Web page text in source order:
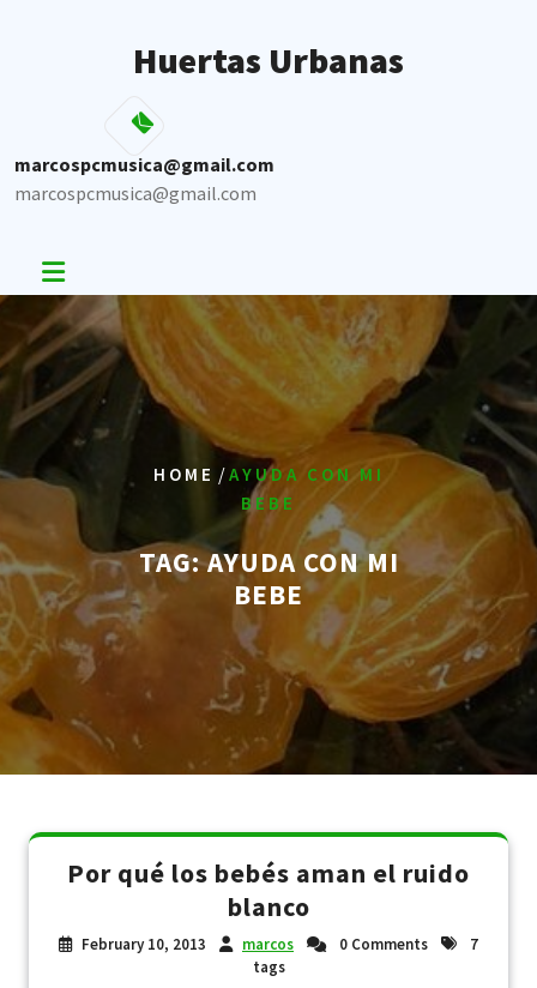
Huertas Urbanas
marcospcmusica@gmail.com
marcospcmusica@gmail.com
HOME /AYUDA CON MI
BEBE
TAG:AYUDA CON MI
BEBE
Por qué los bebés aman el ruido
blanco
February 10, 2013 marcos 0 Comments
7
tags